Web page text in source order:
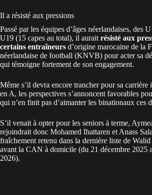
Il a résisté aux pressions
Passé par les équipes d’âges néerlandaises, des
U19 (15 capes au total), il aurait résisté aux
certains entraîneurs d’origine marocaine de la
néerlandaise de football (KNVB) pour acter sa
qui témoigne fortement de son engagement.
Même s’il devra encore trancher pour sa carrière
en A, les perspectives s’annoncent favorables
qui n’en finit pas d’aimanter les binationaux ces
S’il venait à opter pour les seniors à terme,
rejoindrait donc Mohamed Ihattaren et Anass
fraîchement retenu dans la dernière liste de
avant la CAN à domicile (du 21 décembre 2025
2026).